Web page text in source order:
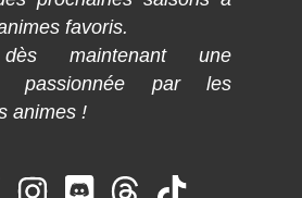
favoris.
dès maintenant une
passionnée par les
animes !